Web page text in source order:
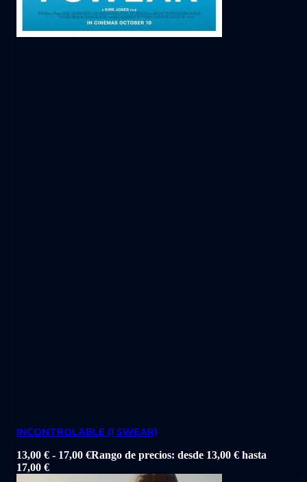
INCONTROLABLE (I SWEAR)
13,00 € - 17,00 €Rango de precios: desde 13,00 € hasta
17,00 €